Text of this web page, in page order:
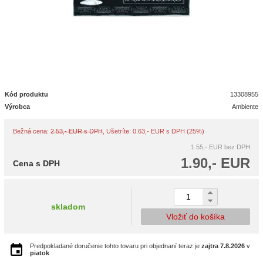
Kód produktu
13308955
Výrobca
Ambiente
Bežná cena: 2.53,- EUR s DPH , Ušetríte: 0.63,- EUR s DPH (25%)
1.55,- EUR bez DPH
1.90,- EUR
Cena s DPH
skladom
Vložiť do košíka
Predpokladané doručenie tohto tovaru pri objednaní teraz je zajtra 7.8.2026 v
piatok